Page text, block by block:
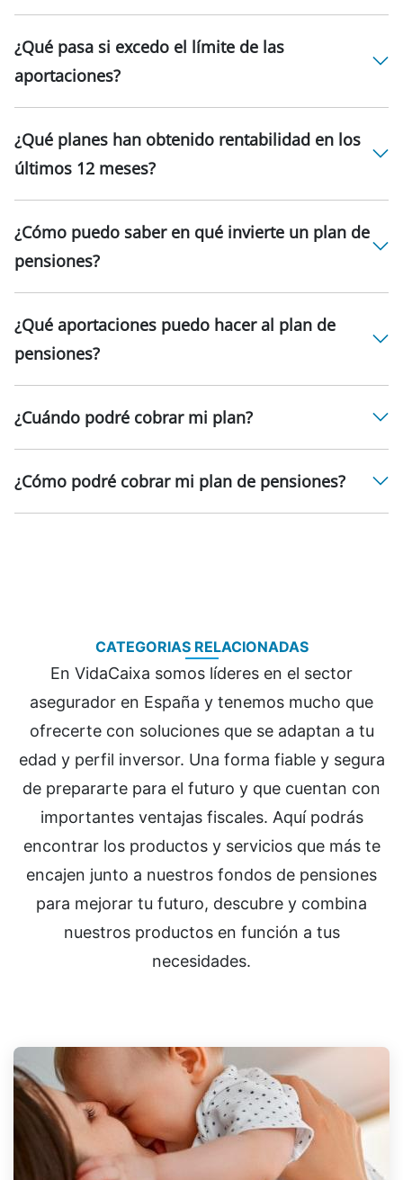
¿Qué pasa si excedo el límite de las
aportaciones?
¿Qué planes han obtenido rentabilidad en los
últimos 12 meses?
¿Cómo puedo saber en qué invierte un plan de
pensiones?
¿Qué aportaciones puedo hacer al plan de
pensiones?
¿Cuándo podré cobrar mi plan?
¿Cómo podré cobrar mi plan de pensiones?
CATEGORIAS RELACIONADAS
En VidaCaixa somos líderes en el sector
asegurador en España y tenemos mucho que
ofrecerte con soluciones que se adaptan a tu
edad y perfil inversor. Una forma fiable y segura
de prepararte para el futuro y que cuentan con
importantes ventajas fiscales. Aquí podrás
encontrar los productos y servicios que más te
encajen junto a nuestros fondos de pensiones
para mejorar tu futuro, descubre y combina
nuestros productos en función a tus
necesidades.